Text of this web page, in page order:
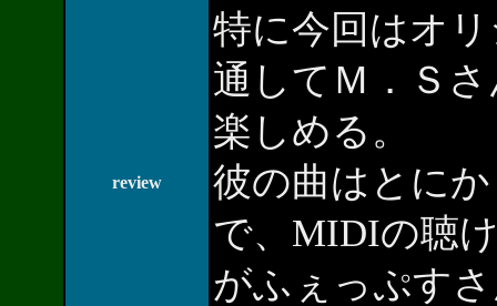
review
特に今回はオ
通してＭ．Ｓ
楽しめる。
彼の曲はとに
で、MIDIの聴
がふぇっぷす